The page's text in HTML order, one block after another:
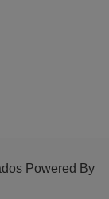
Powered By